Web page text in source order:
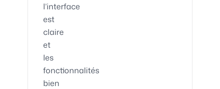
l’interface
est
claire
et
les
fonctionnalités
bien